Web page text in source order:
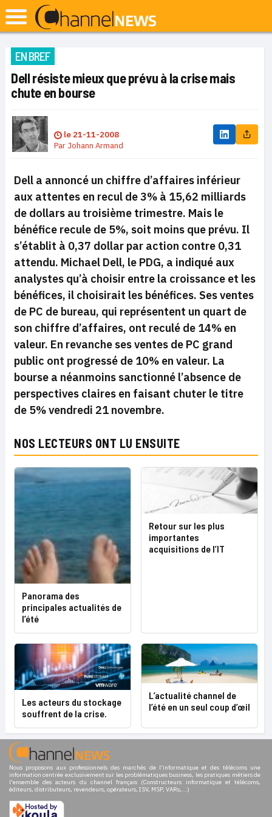
EN BREF
Dell résiste mieux que prévu à la crise mais
chute en bourse
le 21-11-2008
Par Johann Armand
Dell a annoncé un chiffre d’affaires inférieur
aux attentes en recul de 3% à 15,62 milliards
de dollars au troisième trimestre. Mais le
bénéfice recule de 5%, soit moins que prévu. Il
s’établit à 0,37 dollar par action contre 0,31
attendu. Michael Dell, le PDG, a indiqué aux
analystes qu’à choisir entre la croissance et les
bénéfices, il choisirait les bénéfices. Ses ventes
de PC de bureau, qui représentent un quart de
son chiffre d’affaires, ont reculé de 14% en
valeur. En revanche ses ventes de PC grand
public ont progressé de 10% en valeur. La
bourse a néanmoins sanctionné l’absence de
perspectives claires en faisant chuter le titre
de 5% vendredi 21 novembre.
NOS LECTEURS ONT LU ENSUITE
Panorama des
principales actualités de
l’été
Retour sur les plus
importantes
acquisitions de l’IT
Les acteurs du stockage
souffrent de la crise.
L’actualité channel de
l’été en un seul coup d’œil
Nous proposons aux professionnels des marchés de l'informatique et des télécoms une
information centrée exclusivement sur les problématiques business, les pratiques métiers de
l'ensemble des acteurs du channel français (Constructeurs informatique et télécoms,
éditeurs, distributeurs, revendeurs, opérateurs, ISV, MSP, VARs,...)